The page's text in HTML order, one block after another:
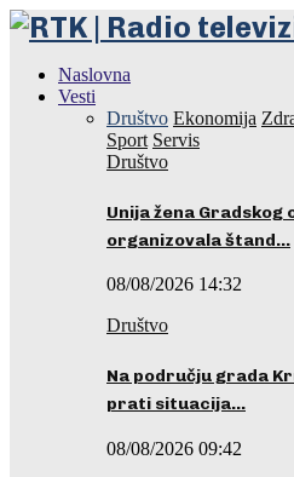
Naslovna
Vesti
Društvo Ekonomija
Sport Servis
Društvo
Unija žena Gradskog
organizovala štand…
08/08/2026 14:32
Društvo
Na području grada
prati situacija…
08/08/2026 09:42